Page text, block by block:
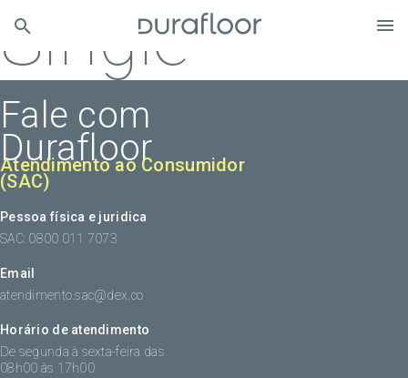
Single
Fale com
Durafloor
Atendimento ao Consumidor
(SAC)
Pessoa física e juridica
SAC: 0800 011 7073
Email
atendimento.sac@dex.co
Horário de atendimento
De segunda à sexta-feira das
08h00 às 17h00